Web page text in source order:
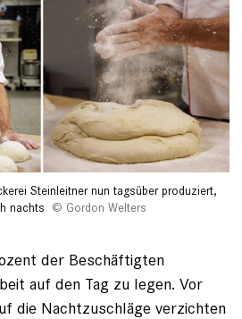
Steinleitner nun tagsüber produziert,
nachts
Gordon Welters
der Beschäftigten
auf den Tag zu legen. Vor
die Nachtzuschläge verzichten